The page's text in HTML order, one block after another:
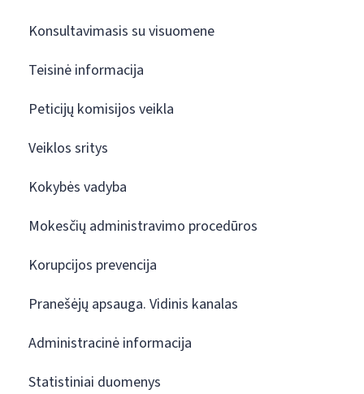
Konsultavimasis su visuomene
Teisinė informacija
Peticijų komisijos veikla
Veiklos sritys
Kokybės vadyba
Mokesčių administravimo procedūros
Korupcijos prevencija
Pranešėjų apsauga. Vidinis kanalas
Administracinė informacija
Statistiniai duomenys